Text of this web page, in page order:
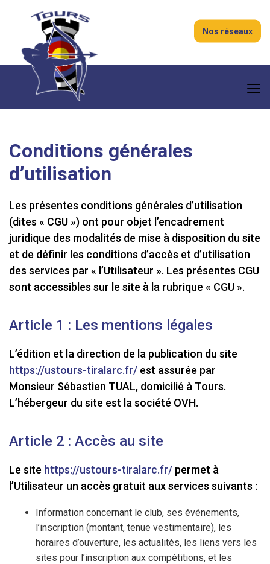
Nos réseaux
Conditions générales
d’utilisation
Les présentes conditions générales d’utilisation
(dites « CGU ») ont pour objet l’encadrement
juridique des modalités de mise à disposition du site
et de définir les conditions d’accès et d’utilisation
des services par « l’Utilisateur ». Les présentes CGU
sont accessibles sur le site à la rubrique « CGU ».
Article 1 : Les mentions légales
L’édition et la direction de la publication du site
https://ustours-tiralarc.fr/ est assurée par
Monsieur Sébastien TUAL, domicilié à Tours.
L’hébergeur du site est la société OVH.
Article 2 : Accès au site
Le site https://ustours-tiralarc.fr/ permet à
l’Utilisateur un accès gratuit aux services suivants :
Information concernant le club, ses événements,
l’inscription (montant, tenue vestimentaire), les
horaires d’ouverture, les actualités, les liens vers les
sites pour l’inscription aux compétitions, et les